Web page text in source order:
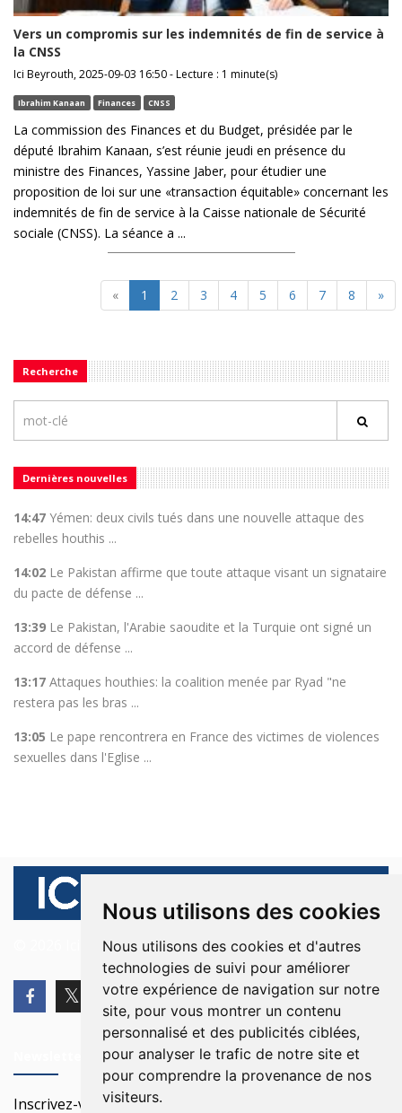
Nous utilisons des cookies
Nous utilisons des cookies et d'autres
technologies de suivi pour améliorer
votre expérience de navigation sur notre
site, pour vous montrer un contenu
personnalisé et des publicités ciblées,
pour analyser le trafic de notre site et
pour comprendre la provenance de nos
visiteurs.
Vers un compromis sur les indemnités de fin de service à
la CNSS
Ici Beyrouth, 2025-09-03 16:50 - Lecture : 1 minute(s)
Ibrahim Kanaan Finances CNSS
La commission des Finances et du Budget, présidée par le
député Ibrahim Kanaan, s’est réunie jeudi en présence du
ministre des Finances, Yassine Jaber, pour étudier une
proposition de loi sur une «transaction équitable» concernant les
indemnités de fin de service à la Caisse nationale de Sécurité
sociale (CNSS). La séance a ...
« 1 2 3 4 5 6 7 8 »
Recherche
Dernières nouvelles
14:47 Yémen: deux civils tués dans une nouvelle attaque des
rebelles houthis ...
14:02 Le Pakistan affirme que toute attaque visant un signataire
du pacte de défense ...
13:39 Le Pakistan, l'Arabie saoudite et la Turquie ont signé un
accord de défense ...
13:17 Attaques houthies: la coalition menée par Ryad "ne
restera pas les bras ...
13:05 Le pape rencontrera en France des victimes de violences
sexuelles dans l'Eglise ...
© 2026 Ici Beyrouth. Tous les droits sont réservés.
Inscrivez-vous à notre Newsletter